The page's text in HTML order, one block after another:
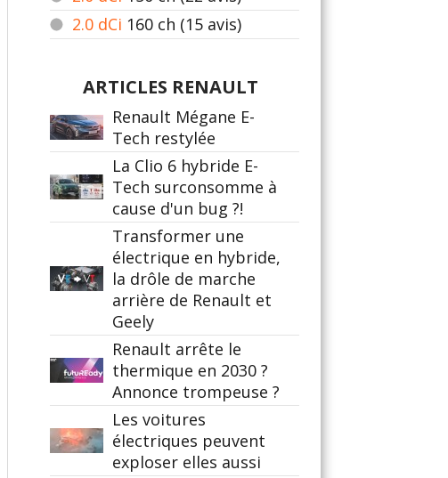
2.0 dCi 160 ch (15 avis)
ARTICLES RENAULT
Renault Mégane E-
Tech restylée
La Clio 6 hybride E-
Tech surconsomme à
cause d'un bug ?!
Transformer une
électrique en hybride,
la drôle de marche
arrière de Renault et
Geely
Renault arrête le
thermique en 2030 ?
Annonce trompeuse ?
Les voitures
électriques peuvent
exploser elles aussi